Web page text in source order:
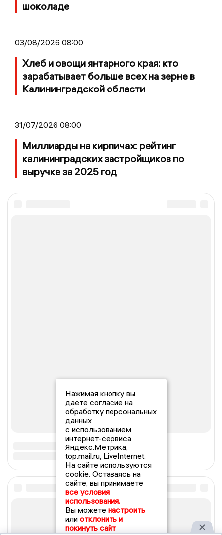
шоколаде
03/08/2026 08:00
Хлеб и овощи янтарного края: кто
зарабатывает больше всех на зерне в
Калининградской области
31/07/2026 08:00
Миллиарды на кирпичах: рейтинг
калининградских застройщиков по
выручке за 2025 год
Нажимая кнопку вы
даете согласие на
обработку персональных
данных
с использованием
интернет-сервиса
Яндекс.Метрика,
top.mail.ru, LiveInternet.
На сайте используются
cookie. Оставаясь на
сайте, вы принимаете
все условия
использования.
Вы можете настроить
или отклонить и
покинуть сайт